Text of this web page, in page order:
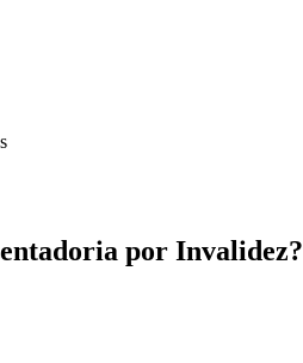
por Invalidez?